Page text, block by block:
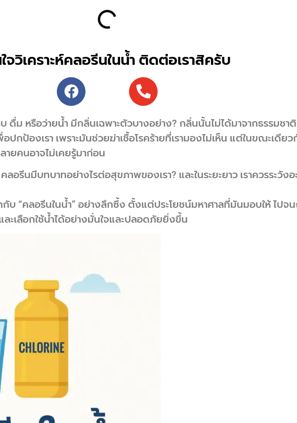
จวิเคราะห์คลอรีนในน้ำ ติดต่อเราสิครับ
ดื่ม หรือว่ายน้ำ มีกลิ่นเฉพาะตัวบางอย่าง? กลิ่นนั้นไม่ได้มาจากธรรมชา
ปกป้องเรา เพราะมันช่วยฆ่าเชื้อโรคร้ายที่เรามองไม่เห็น แต่ในขณะเดีย
ยคนอาจไม่เคยรู้มาก่อน
อรีนมีบทบาทอย่างไรต่อสุขภาพของเรา? และในระยะยาว เราควรระวังอ
บ “คลอรีนในน้ำ” อย่างลึกซึ้ง ตั้งแต่ประโยชน์มหาศาลที่มันมอบให้ ไปจ
ะเลือกใช้น้ำได้อย่างมั่นใจและปลอดภัยยิ่งขึ้น